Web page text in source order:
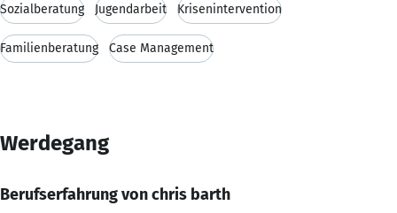
Sozialberatung Jugendarbeit Krisenintervention
Familienberatung Case Management
Werdegang
Berufserfahrung von chris barth